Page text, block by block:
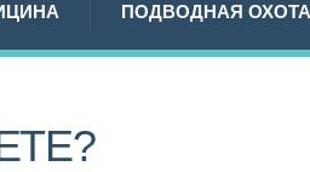
ПОДВОДНАЯ ОХОТА